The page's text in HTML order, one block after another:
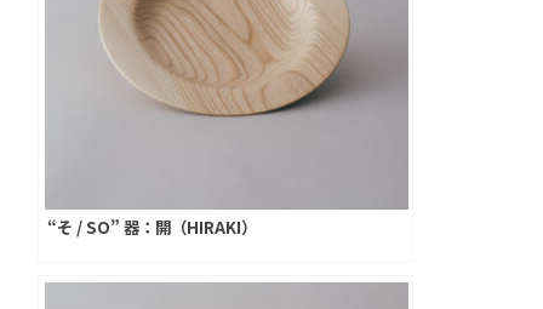
“そ / SO” 器：開（HIRAKI）